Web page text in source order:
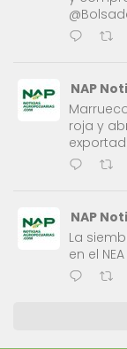
NAP
roja y
NAP
La
en el